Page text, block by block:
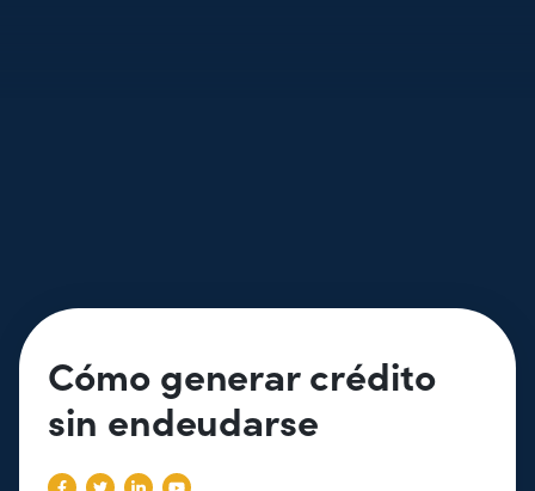
Cómo generar crédito
sin endeudarse